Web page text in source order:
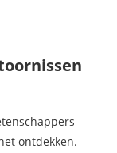
ontdekken.